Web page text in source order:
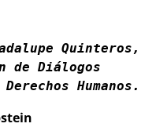
Quinteros,
de Diálogos
Humanos.